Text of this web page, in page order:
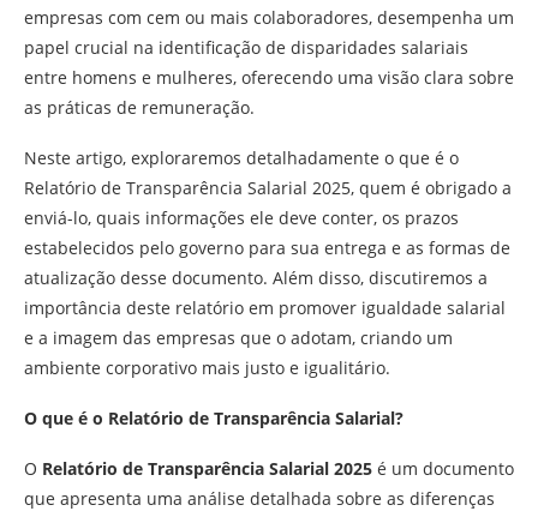
empresas com cem ou mais colaboradores, desempenha um
papel crucial na identificação de disparidades salariais
entre homens e mulheres, oferecendo uma visão clara sobre
as práticas de remuneração.
Neste artigo, exploraremos detalhadamente o que é o
Relatório de Transparência Salarial 2025, quem é obrigado a
enviá-lo, quais informações ele deve conter, os prazos
estabelecidos pelo governo para sua entrega e as formas de
atualização desse documento. Além disso, discutiremos a
importância deste relatório em promover igualdade salarial
e a imagem das empresas que o adotam, criando um
ambiente corporativo mais justo e igualitário.
O que é o Relatório de Transparência Salarial?
O Relatório de Transparência Salarial 2025 é um documento
que apresenta uma análise detalhada sobre as diferenças